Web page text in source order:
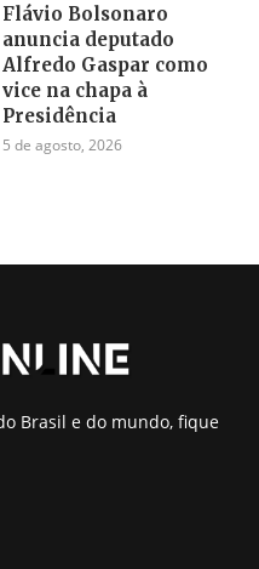
Flávio Bolsonaro
anuncia deputado
Alfredo Gaspar como
vice na chapa à
Presidência
5 de agosto, 2026
Brasil e do mundo, fique